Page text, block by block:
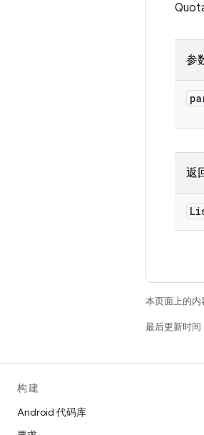
参
返
本页面上的内
最后更新时
构建
Android 代码库